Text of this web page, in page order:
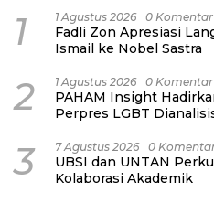
1 1 Agustus 2026 0 Komentar
Fadli Zon Apresiasi
Ismail ke Nobel Sastra
2 1 Agustus 2026 0 Komentar
PAHAM Insight
Perpres LGBT
3 7 Agustus 2026 0
UBSI dan UNTAN
Kolaborasi Akademik